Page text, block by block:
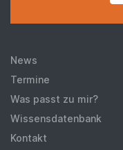
News
Termine
Was passt zu mir?
Wissensdatenbank
Kontakt